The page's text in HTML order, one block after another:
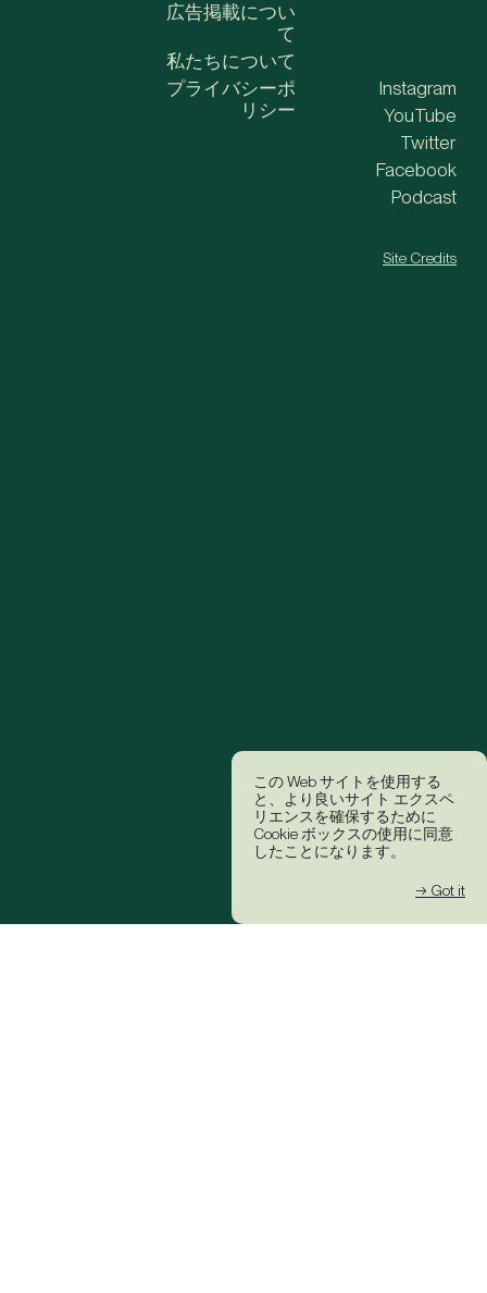
この Web サイトを使用する
と、より良いサイト エクスペ
リエンスを確保するために
Cookie ボックスの使用に同意
したことになります。
→ Got it
広告掲載につい
て
私たちについて
プライバシーポ
リシー
Instagram
YouTube
Twitter
Facebook
Podcast
Site Credits